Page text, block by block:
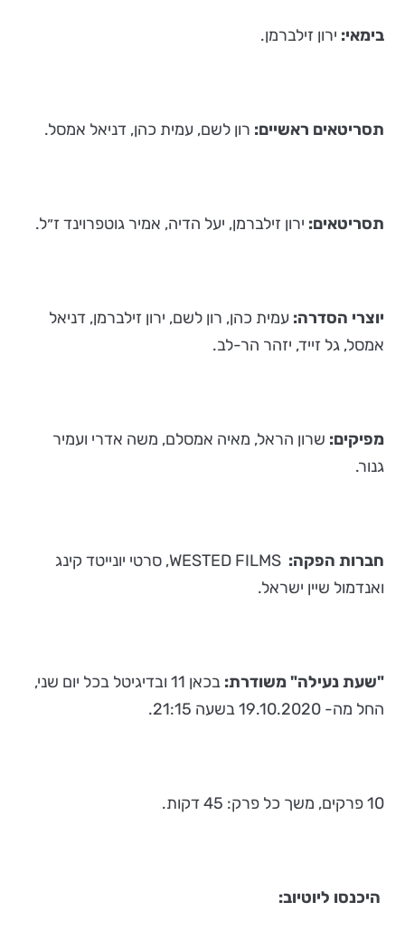
בימאי: ירון זילברמן.
תסריטאים ראשיים: רון לשם, עמית כהן, דניאל אמסל.
תסריטאים: ירון זילברמן, יעל הדיה, אמיר גוטפרוינד ז״ל.
יוצרי הסדרה: עמית כהן, רון לשם, ירון זילברמן, דניאל
אמסל, גל זייד, יזהר הר-לב.
מפיקים: שרון הראל, מאיה אמסלם, משה אדרי ועמיר
גנור.
חברות הפקה:
WESTED FILMS, סרטי יונייטד קינג
ואנדמול שיין ישראל.
"שעת נעילה" משודרת:
בכאן 11 ובדיגיטל בכל יום שני,
החל מה- 19.10.2020 בשעה 21:15.
10 פרקים, משך כל פרק: 45 דקות.
היכנסו ליוטיוב: